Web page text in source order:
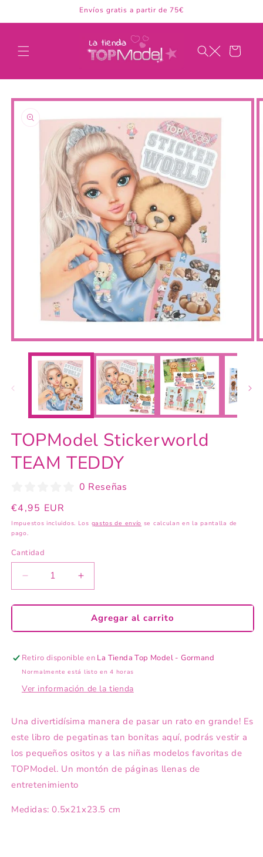
al contenido
Envíos gratis a partir de 75€
Carrito
directamente
información
Abrir
elemento
multimedia
una
ventana
TOPModel Stickerworld
TEAM TEDDY
0 Reseñas
Precio
habitual
€4,95 EUR
Impuestos incluidos. Los gastos de envío se calculan en la pantalla de
pago.
Cantidad
Reducir
cantidad
para
Stickerworld
TEDDY
Aumentar
cantidad
para
TOPModel
Stickerworld
TEDDY
Agregar al carrito
Retiro disponible en La Tienda Top Model - Gormand
Normalmente está listo en 4 horas
Ver información de la tienda
Una divertidísima manera de pasar un rato en grande! Es
este libro de pegatinas tan bonitas aquí, podrás vestir a
los pequeños ositos y a las niñas modelos favoritas de
TOPModel. Un montón de páginas llenas de
entretenimiento
Medidas: 0.5x21x23.5 cm